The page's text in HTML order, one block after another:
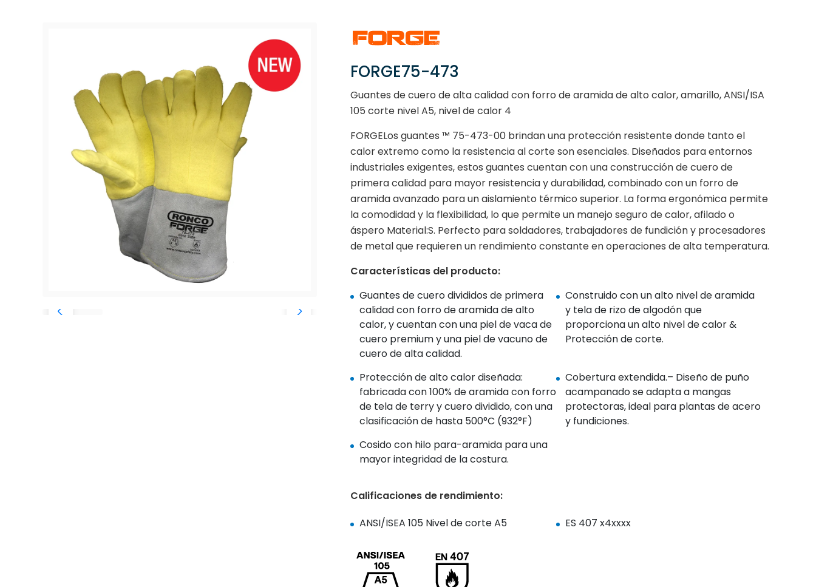
FORGE75-473
Guantes de cuero de alta calidad con forro de aramida de alto calor, amarillo, ANSI/ISA
105 corte nivel A5, nivel de calor 4
FORGELos guantes ™ 75-473-00 brindan una protección resistente donde tanto el
calor extremo como la resistencia al corte son esenciales. Diseñados para entornos
industriales exigentes, estos guantes cuentan con una construcción de cuero de
primera calidad para mayor resistencia y durabilidad, combinado con un forro de
aramida avanzado para un aislamiento térmico superior. La forma ergonómica permite
la comodidad y la flexibilidad, lo que permite un manejo seguro de calor, afilado o
áspero Material:S. Perfecto para soldadores, trabajadores de fundición y procesadores
de metal que requieren un rendimiento constante en operaciones de alta temperatura.
Características del producto:
Guantes de cuero divididos de primera
calidad con forro de aramida de alto
calor, y cuentan con una piel de vaca de
cuero premium y una piel de vacuno de
cuero de alta calidad.
Construido con un alto nivel de aramida
y tela de rizo de algodón que
proporciona un alto nivel de calor &
Protección de corte.
Protección de alto calor diseñada:
fabricada con 100% de aramida con forro
de tela de terry y cuero dividido, con una
clasificación de hasta 500°C (932°F)
Cobertura extendida.– Diseño de puño
acampanado se adapta a mangas
protectoras, ideal para plantas de acero
y fundiciones.
Cosido con hilo para-aramida para una
mayor integridad de la costura.
Calificaciones de rendimiento:
ANSI/ISEA 105 Nivel de corte A5
ES 407 x4xxxx